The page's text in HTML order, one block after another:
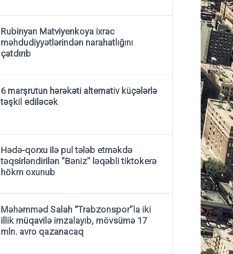
Rubinyan Matviyenkoya ixrac
məhdudiyyətlərindən narahatlığını
çatdırıb
6 marşrutun hərəkəti alternativ küçələrlə
təşkil ediləcək
Hədə-qorxu ilə pul tələb etməkdə
təqsirləndirilən "Bəniz" ləqəbli tiktokerə
hökm oxunub
Məhəmməd Salah “Trabzonspor”la iki
illik müqavilə imzalayıb, mövsümə 17
mln. avro qazanacaq